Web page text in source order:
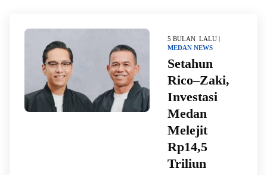
5 BULAN LALU |
MEDAN NEWS
Setahun
Rico–Zaki,
Investasi
Medan
Melejit
Rp14,5
Triliun